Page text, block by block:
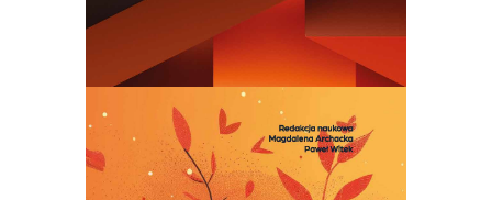
Semiotyka kultury. Teoria i praktyka szkoły tartusko-moskiewskiej
69,00zł